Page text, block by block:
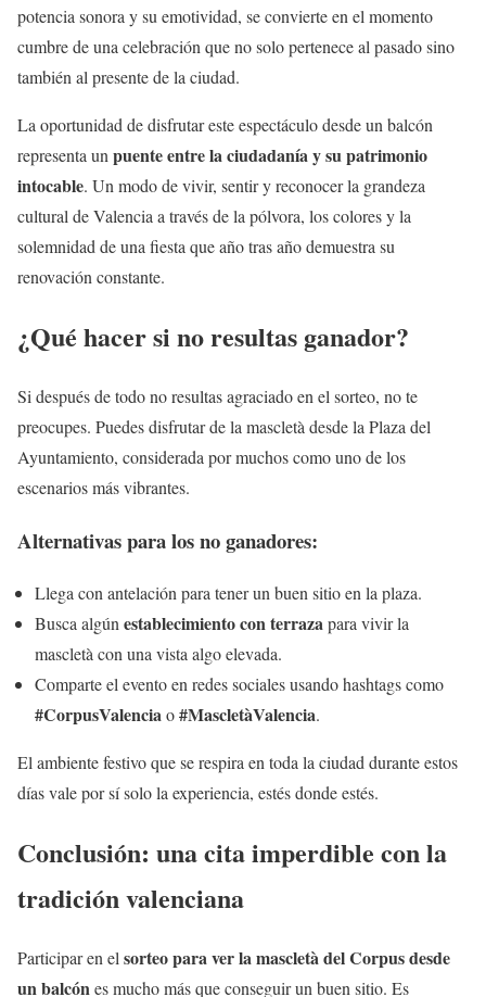
potencia sonora y su emotividad, se convierte en el momento
cumbre de una celebración que no solo pertenece al pasado sino
también al presente de la ciudad.
La oportunidad de disfrutar este espectáculo desde un balcón
representa un puente entre la ciudadanía y su patrimonio
intocable. Un modo de vivir, sentir y reconocer la grandeza
cultural de Valencia a través de la pólvora, los colores y la
solemnidad de una fiesta que año tras año demuestra su
renovación constante.
¿Qué hacer si no resultas ganador?
Si después de todo no resultas agraciado en el sorteo, no te
preocupes. Puedes disfrutar de la mascletà desde la Plaza del
Ayuntamiento, considerada por muchos como uno de los
escenarios más vibrantes.
Alternativas para los no ganadores:
Llega con antelación para tener un buen sitio en la plaza.
Busca algúnestablecimiento con terrazapara vivir la
mascletà con una vista algo elevada.
Comparte el evento en redes sociales usando hashtags como
#CorpusValenciao#MascletàValencia.
El ambiente festivo que se respira en toda la ciudad durante estos
días vale por sí solo la experiencia, estés donde estés.
Conclusión: una cita imperdible con la
tradición valenciana
Participar en el sorteo para ver la mascletà del Corpus desde
un balcónes mucho más que conseguir un buen sitio. Es